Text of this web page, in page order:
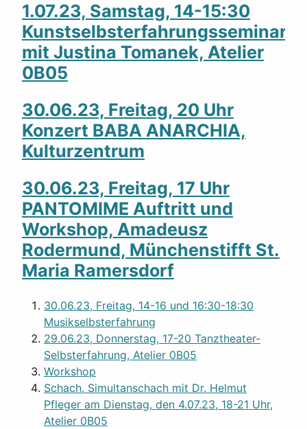
1.07.23, Samstag, 14-15:30
Kunstselbsterfahrungsseminar
mit Justina Tomanek, Atelier
0B05
30.06.23, Freitag, 20 Uhr
Konzert BABA ANARCHIA,
Kulturzentrum
30.06.23, Freitag, 17 Uhr
PANTOMIME Auftritt und
Workshop, Amadeusz
Rodermund, Münchenstifft St.
Maria Ramersdorf
30.06.23, Freitag, 14-16 und 16:30-18:30
Musikselbsterfahrung
29.06.23, Donnerstag, 17-20 Tanztheater-
Selbsterfahrung, Atelier 0B05
Workshop
Schach. Simultanschach mit Dr. Helmut
Pfleger am Dienstag, den 4.07.23, 18-21 Uhr,
Atelier 0B05